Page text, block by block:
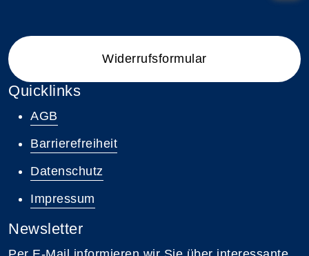
Widerrufsformular
Quicklinks
AGB
Barrierefreiheit
Datenschutz
Impressum
Newsletter